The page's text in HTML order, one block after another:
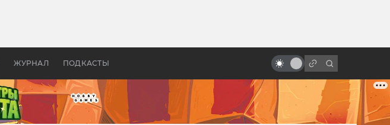
ЖУРНАЛ ПОДКАСТЫ
бы «Властелина колец»
кино